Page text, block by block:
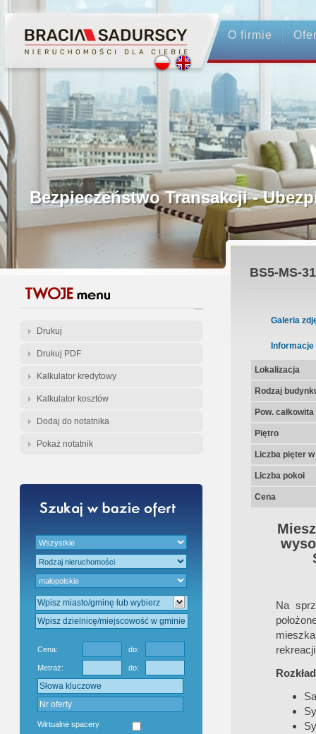
O firmie
Profesjonalne Pośrednictwo
Bezpieczeństwo Transakcji -
Licencjonowani Pośrednicy
Gwarancja Zwrotu Zadatku
Gratis - Przedwstępna Umowa
Drukuj
Drukuj PDF
Kalkulator kredytowy
Kalkulator kosztów
Dodaj do notatnika
Pokaż notatnik
Cena: do:
Metraż: do:
Wirtualne spacery
BS5-MS-
Galeria
Informacje
Lokalizacja
Rodzaj
Pow.
Piętro
Liczba pięter
Liczba pokoi
Cena
Na